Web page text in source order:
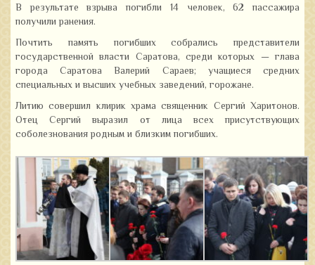
В результате взрыва погибли 14 человек, 62 пассажира
получили ранения.
Почтить память погибших собрались представители
государственной власти Саратова, среди которых — глава
города Саратова Валерий Сараев; учащиеся средних
специальных и высших учебных заведений, горожане.
Литию совершил клирик храма священник Сергий Харитонов.
Отец Сергий выразил от лица всех присутствующих
соболезнования родным и близким погибших.